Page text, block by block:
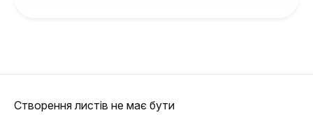
Створення листів не має бути